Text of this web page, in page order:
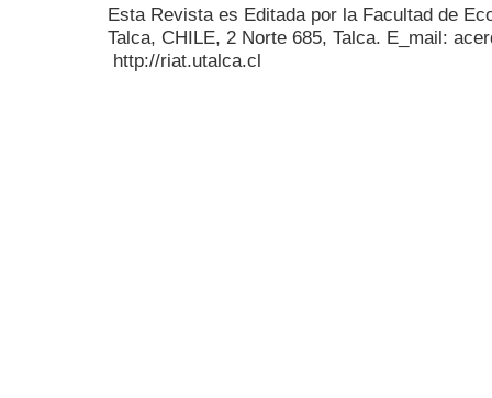
Esta Revista es Editada por la Facultad de
Talca, CHILE, 2 Norte 685, Talca. E_mail:
http://riat.utalca.cl